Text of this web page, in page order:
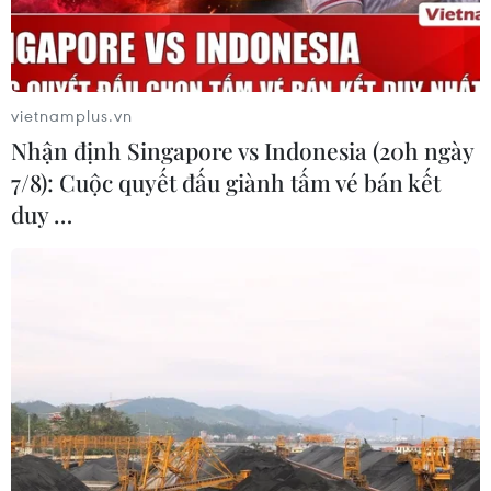
Quan điểm của cơ quan quản lý về
lùm xùm quanh phim "Hoàng hậu
cuối cùng"
20/07/2026 04:31
Thanh âm vượt đại dương: Phim đặc
biệt dịp kỷ niệm 79 năm Ngày
Thương binh-Liệt sỹ
09/07/2026 03:44
vietnamplus.vn
Nhận định Singapore vs Indonesia (20h ngày
7/8): Cuộc quyết đấu giành tấm vé bán kết
duy …